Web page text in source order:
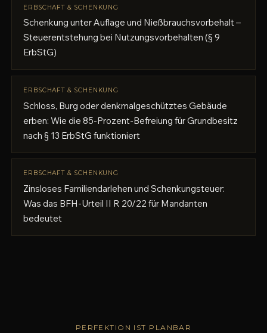
ERBSCHAFT & SCHENKUNG
Schenkung unter Auflage und Nießbrauchsvorbehalt –
Steuerentstehung bei Nutzungsvorbehalten (§ 9
ErbStG)
ERBSCHAFT & SCHENKUNG
Schloss, Burg oder denkmalgeschütztes Gebäude
erben: Wie die 85-Prozent-Befreiung für Grundbesitz
nach § 13 ErbStG funktioniert
ERBSCHAFT & SCHENKUNG
Zinsloses Familiendarlehen und Schenkungsteuer:
Was das BFH-Urteil II R 20/22 für Mandanten
bedeutet
PERFEKTION IST PLANBAR